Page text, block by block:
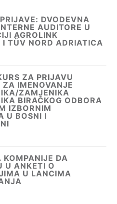
DVODEVNA
AUDITORE U
AGROLINK
TÜV NORD ADRIATICA
ZA PRIJAVU
IMENOVANJE
ZAMJENIKA
BIRAČKOG ODBORA
IZBORNIM
U BOSNI I
KOMPANIJE DA
U ANKETI O
U LANCIMA